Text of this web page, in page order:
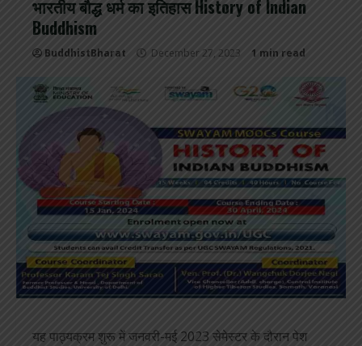
भारतीय बौद्ध धर्म का इतिहास History of Indian
Buddhism
BuddhistBharat December 27, 2023 1 min read
यह पाठ्यक्रम शुरू में जनवरी-मई 2023 सेमेस्टर के दौरान पेश